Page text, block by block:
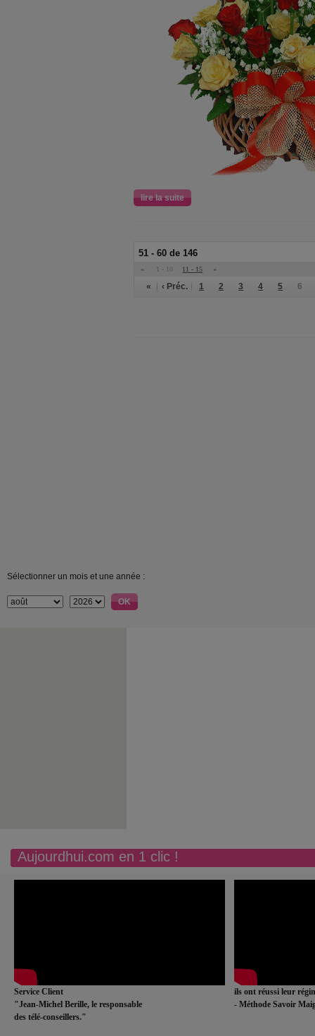
lire la suite
51 - 60 de 146
« 1 - 10 11 - 15 »
« ‹ Préc. 1 2 3 4 5 6
Sélectionner un mois et une année :
Aujourdhui.com en 1 clic !
Service Client
"Jean-Michel Berille, le responsable
des télé-conseillers."
ils ont réussi leur
- Méthode Savoir